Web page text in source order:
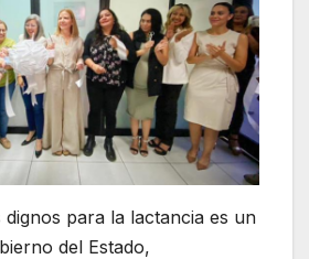
dignos para la lactancia es un
del Estado,